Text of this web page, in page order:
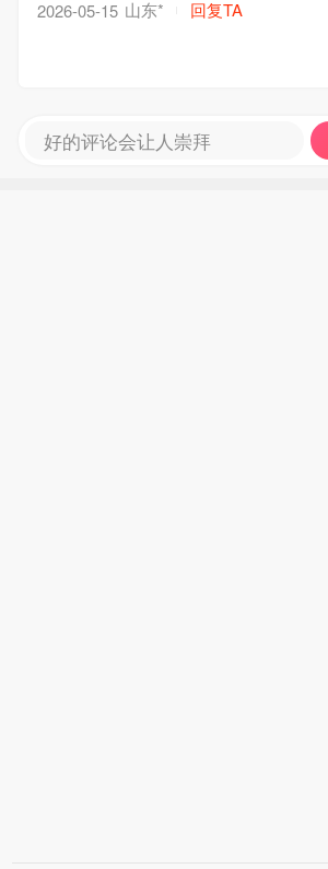
2026-05-15 山东* 回复TA
好的评论会让人崇拜